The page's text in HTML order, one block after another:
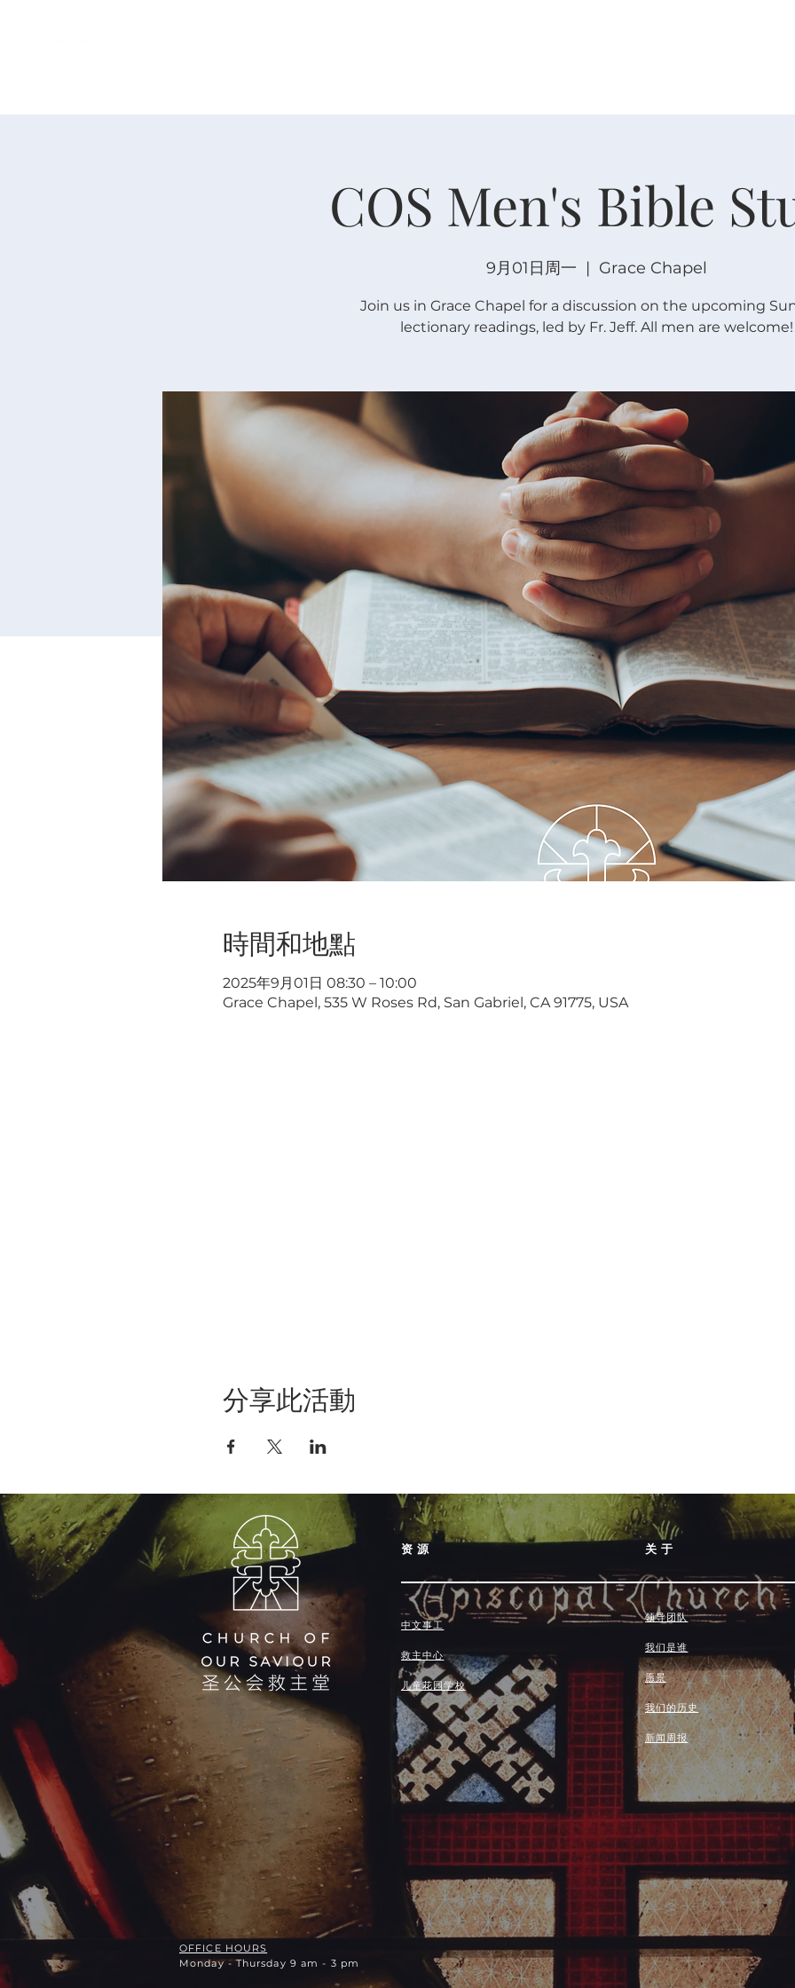
COS Men's Bible
9月01日周一
  |
Grace Chapel
Join us in Grace Chapel for a discussion on the upcoming
lectionary readings, led by Fr. Jeff. All men are welcome!
時間和地點
2025年9月01日 08:30 – 10:00
Grace Chapel, 535 W Roses Rd, San Gabriel, CA 91775, USA
分享此活動
关于
领导团队
我们是谁
愿景
我们的历史
新闻周报
资源
中文事工
救主中心
儿童花园学校
OFFICE HOURS
Monday - Thursday 9 am - 3 pm